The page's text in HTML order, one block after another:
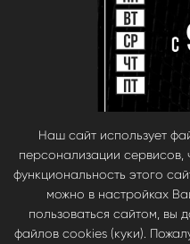
Наш сайт использует
персонализации сервисов,
функциональность этого
можно в настройках
пользоваться сайтом, вы
файлов cookies (куки).